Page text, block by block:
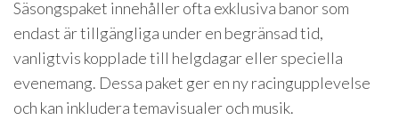
Säsongspaket innehåller ofta exklusiva banor som
endast är tillgängliga under en begränsad tid,
vanligtvis kopplade till helgdagar eller speciella
evenemang. Dessa paket ger en ny racingupplevelse
och kan inkludera temavisualer och musik.